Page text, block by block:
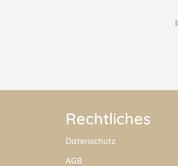
Rechtliches
Datenschutz
AGB